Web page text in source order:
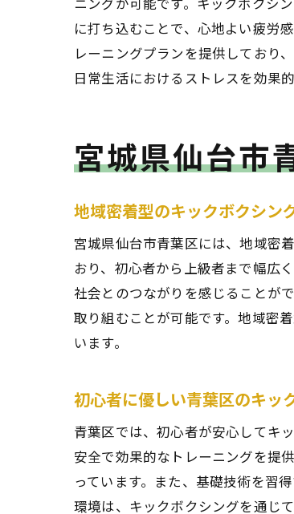
に打ち込むことで、心地よい疲労
レーニングプランを提供しており
日常生活におけるストレスを効果
宮城県仙台市
地域密着型のキックボクシン
宮城県仙台市青葉区には、地域密
おり、初心者から上級者まで幅広
社会とのつながりを感じることが
取り組むことが可能です。地域密
います。
初心者に優しい青葉区のキッ
青葉区では、初心者が安心してキ
安全で効果的なトレーニングを提
っています。また、基礎技術を習
環境は、キックボクシングを通じ